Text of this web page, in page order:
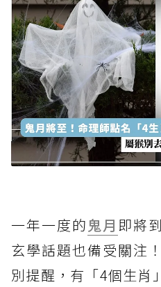
一年一度的鬼月 即將
玄學話題也備受關注
別提醒，有「4個生肖